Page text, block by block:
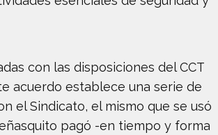
con las disposiciones del CCT
acuerdo establece una serie de
el Sindicato, el mismo que se usó
pagó -en tiempo y forma